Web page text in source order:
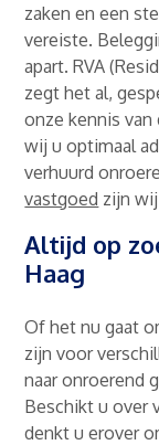
zaken en een
vereiste.
apart. RVA
zegt het al,
onze kennis van
wij u optimaal
verhuurd
vastgoed zijn
Altijd op
Haag
Of het nu gaat
zijn voor
naar onroerend
Beschikt u over
denkt u erover